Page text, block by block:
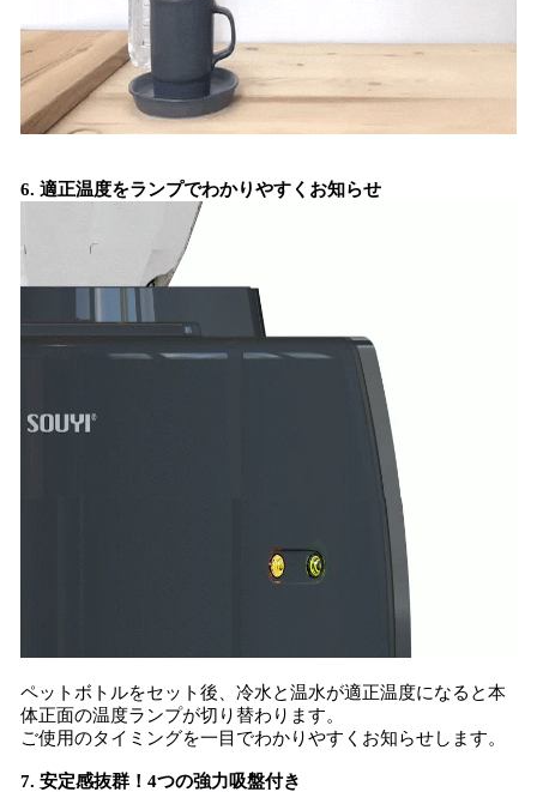
6. ​適正温度をランプでわかりやすくお知らせ
ペットボトルをセット後、冷水と温水が適正温度になると本
体正面の温度ランプが切り替わります。
ご使用のタイミングを一目でわかりやすくお知らせします。
7. ​安定感抜群！4つの強力吸盤付き